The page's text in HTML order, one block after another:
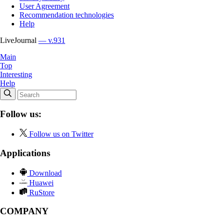
User Agreement
Recommendation technologies
Help
LiveJournal — v.931
Main
Top
Interesting
Help
Follow us:
Follow us on Twitter
Applications
Download
Huawei
RuStore
COMPANY